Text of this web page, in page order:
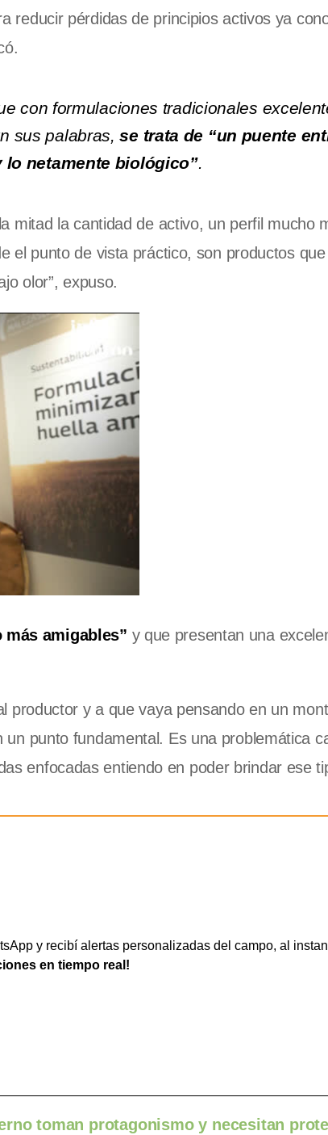
reducir pérdidas de principios activos ya
con formulaciones tradicionales
sus palabras, se trata de “un puente
netamente biológico”.
mitad la cantidad de activo, un perfil mucho
el punto de vista práctico, son productos que
olor”, expuso.
más amigables” y que presentan una
productor y a que vaya pensando en un
punto fundamental. Es una problemática
enfocadas entiendo en poder brindar ese
y recibí alertas personalizadas del campo, al
en tiempo real!
toman protagonismo y necesitan